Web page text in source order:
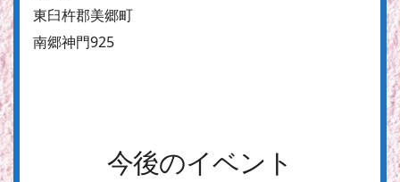
東臼杵郡美郷町
南郷神門925
今後のイベント